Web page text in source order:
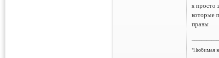
я просто
которые
правы
"Любимая